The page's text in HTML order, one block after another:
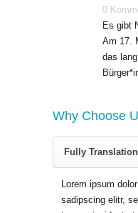
0
Es gibt
Am 17.
das
Why Choose
Fully
Lorem ipsum
sadipscing elitr,